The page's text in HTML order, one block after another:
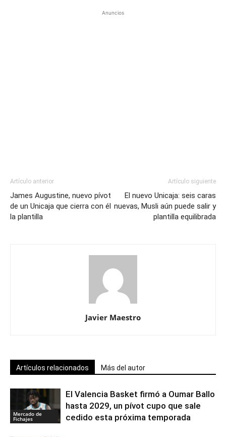
Anuncios
Artículo anterior
James Augustine, nuevo pívot
de un Unicaja que cierra con él
la plantilla
Artículo siguiente
El nuevo Unicaja: seis caras
nuevas, Musli aún puede salir y
plantilla equilibrada
Javier Maestro
Artículos relacionados Más del autor
Mercado de
Fichajes
El Valencia Basket firmó a Oumar Ballo
hasta 2029, un pívot cupo que sale
cedido esta próxima temporada